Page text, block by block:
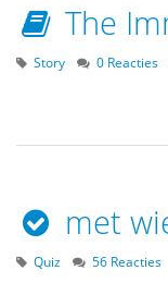
The
Story 0 Reacties
met
Quiz 56 Reacties